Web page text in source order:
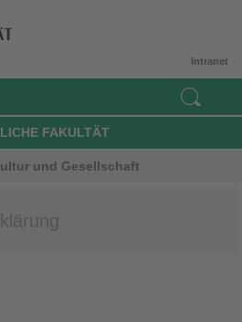
Intranet
FAKULTÄT
und Gesellschaft